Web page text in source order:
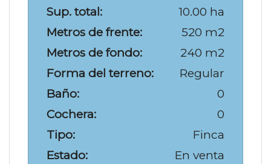
Sup. total:
10.00 ha
Metros de frente:
520 m2
Metros de fondo:
240 m2
Forma del terreno:
Regular
Baño:
0
Cochera:
0
Tipo:
Finca
Estado:
En venta